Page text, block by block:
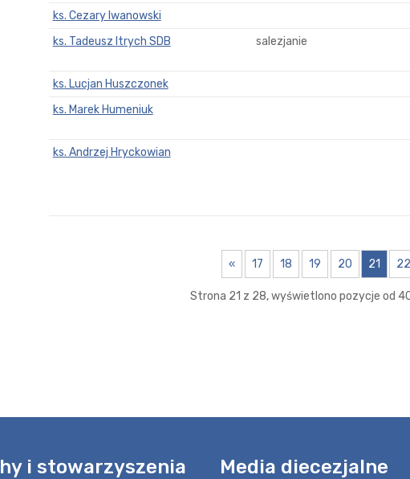
ks. Cezary Iwanowski
ks. Tadeusz Itrych SDB
salezjanie
ks. Lucjan Huszczonek
ks. Marek Humeniuk
ks. Andrzej Hryckowian
« 17 18 19 20 21 22
Strona 21 z 28, wyświetlono pozycje od
i stowarzyszenia Media diecezjalne